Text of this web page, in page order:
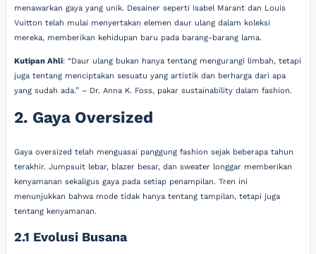
menawarkan gaya yang unik. Desainer seperti Isabel Marant dan Louis
Vuitton telah mulai menyertakan elemen daur ulang dalam koleksi
mereka, memberikan kehidupan baru pada barang-barang lama.
Kutipan Ahli: “Daur ulang bukan hanya tentang mengurangi limbah, tetapi
juga tentang menciptakan sesuatu yang artistik dan berharga dari apa
yang sudah ada.” – Dr. Anna K. Foss, pakar sustainability dalam fashion.
2. Gaya Oversized
Gaya oversized telah menguasai panggung fashion sejak beberapa tahun
terakhir. Jumpsuit lebar, blazer besar, dan sweater longgar memberikan
kenyamanan sekaligus gaya pada setiap penampilan. Tren ini
menunjukkan bahwa mode tidak hanya tentang tampilan, tetapi juga
tentang kenyamanan.
2.1 Evolusi Busana